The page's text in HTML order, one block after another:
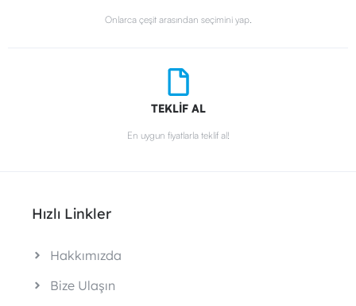
Onlarca çeşit arasından seçimini yap.
TEKLİF AL
En uygun fiyatlarla teklif al!
Hızlı Linkler
Hakkımızda
Bize Ulaşın